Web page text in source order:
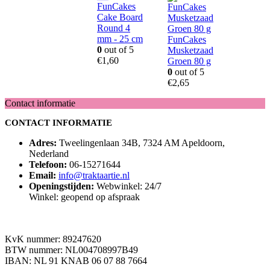
FunCakes
Cake Board
Round 4
mm - 25 cm
0 out of 5
€1,60
FunCakes
Musketzaad
Groen 80 g
0 out of 5
€2,65
Contact informatie
CONTACT INFORMATIE
Adres: Tweelingenlaan 34B, 7324 AM Apeldoorn,
Nederland
Telefoon: 06-15271644
Email: info@traktaartie.nl
Openingstijden: Webwinkel: 24/7
Winkel: geopend op afspraak
KvK nummer: 89247620
BTW nummer: NL004708997B49
IBAN: NL 91 KNAB 06 07 88 7664